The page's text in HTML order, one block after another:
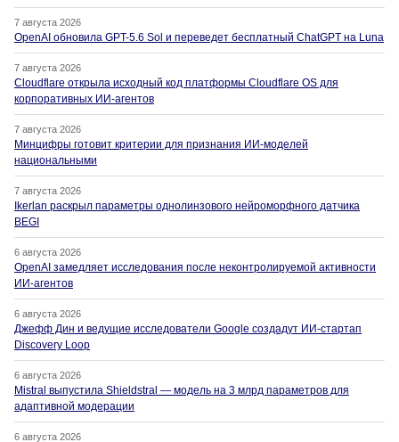
7 августа 2026
OpenAI обновила GPT-5.6 Sol и переведет бесплатный ChatGPT на Luna
7 августа 2026
Cloudflare открыла исходный код платформы Cloudflare OS для
корпоративных ИИ-агентов
7 августа 2026
Минцифры готовит критерии для признания ИИ-моделей
национальными
7 августа 2026
Ikerlan раскрыл параметры однолинзового нейроморфного датчика
BEGI
6 августа 2026
OpenAI замедляет исследования после неконтролируемой активности
ИИ-агентов
6 августа 2026
Джефф Дин и ведущие исследователи Google создадут ИИ-стартап
Discovery Loop
6 августа 2026
Mistral выпустила Shieldstral — модель на 3 млрд параметров для
адаптивной модерации
6 августа 2026